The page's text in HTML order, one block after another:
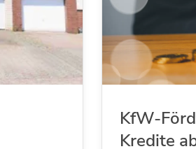
KfW-
Kredite